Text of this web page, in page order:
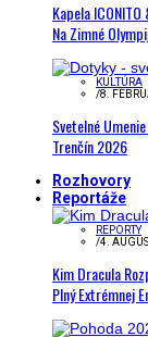
Kapela
Na Zimné
KULTÚRA
/8.
Svetelné
Trenčín 2026
Rozhovory
Reportáže
REPORTY
/4.
Kim Dracula
Plný Extrémnej